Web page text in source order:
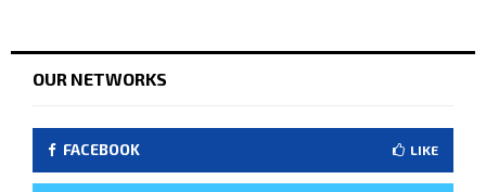
OUR NETWORKS
FACEBOOK LIKE